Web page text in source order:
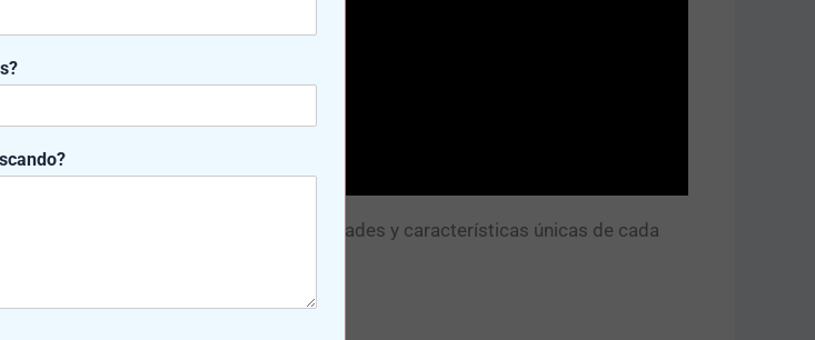
soluciones ajustadas a las necesidades y características únicas de cada